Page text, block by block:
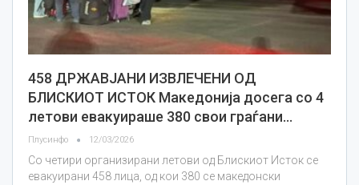
458 ДРЖАВЈАНИ ИЗВЛЕЧЕНИ ОД
БЛИСКИОТ ИСТОК Македонија досега со 4
летови евакуираше 380 свои граѓани…
Плусинфо 12/03/2026
Со четири организирани летови од Блискиот Исток се
евакуирани 458 лица, од кои 380 се македонски